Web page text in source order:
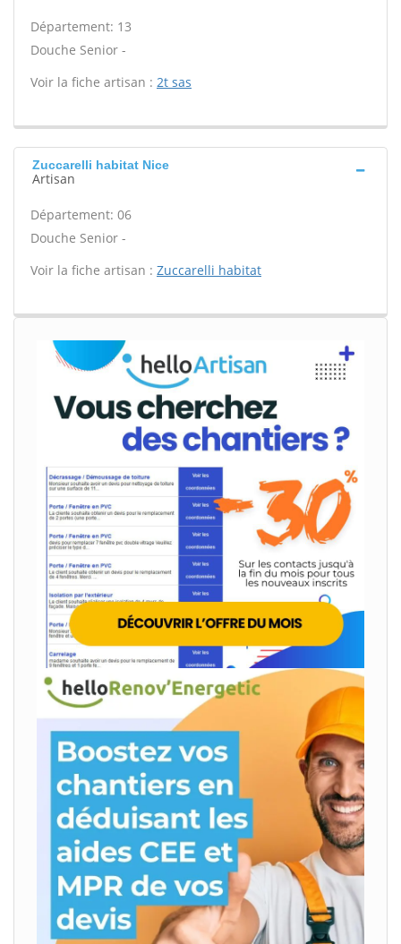
Département: 13
Douche Senior -
Voir la fiche artisan : 2t sas
Zuccarelli habitat Nice
Artisan
Département: 06
Douche Senior -
Voir la fiche artisan : Zuccarelli habitat